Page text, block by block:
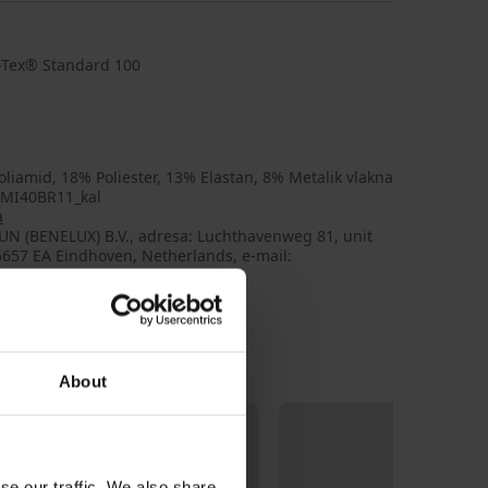
About
Standard 100
18% Poliester, 13% Elastan, 8% Metalik vlakna
(BENELUX) B.V., adresa: Luchthavenweg 81, unit
EA Eindhoven, Netherlands, e-mail: